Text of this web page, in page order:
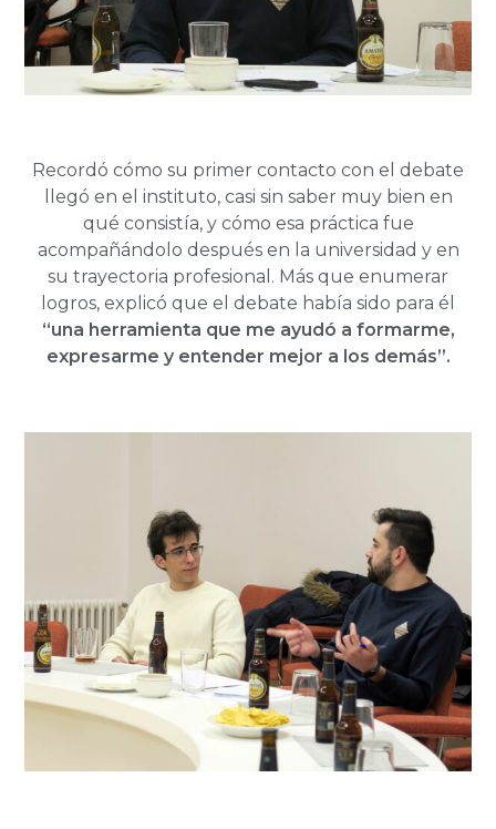
Recordó cómo su primer contacto con el debate
llegó en el instituto, casi sin saber muy bien en
qué consistía, y cómo esa práctica fue
acompañándolo después en la universidad y en
su trayectoria profesional. Más que enumerar
logros, explicó que el debate había sido para él
“una herramienta que me ayudó a formarme,
expresarme y entender mejor a los demás”.